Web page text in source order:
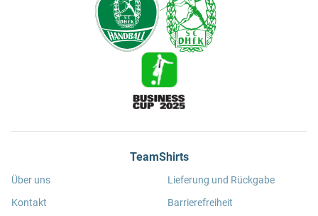
TeamShirts
Über uns
Kontakt
Lieferung und Rückgabe
Barrierefreiheit